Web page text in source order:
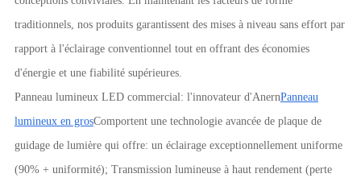
traditionnels, nos produits garantissent des mises à niveau sans effort par
rapport à l'éclairage conventionnel tout en offrant des économies
d'énergie et une fiabilité supérieures.
Panneau lumineux LED commercial: l'innovateur d'AnernPanneau
lumineux en grosComportent une technologie avancée de plaque de
guidage de lumière qui offre: un éclairage exceptionnellement uniforme
(90% + uniformité); Transmission lumineuse à haut rendement (perte